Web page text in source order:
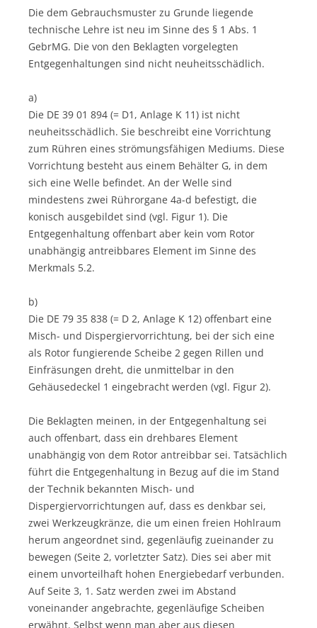
Die dem Gebrauchsmuster zu Grunde liegende
technische Lehre ist neu im Sinne des § 1 Abs. 1
GebrMG. Die von den Beklagten vorgelegten
Entgegenhaltungen sind nicht neuheitsschädlich.
a)
Die DE 39 01 894 (= D1, Anlage K 11) ist nicht
neuheitsschädlich. Sie beschreibt eine Vorrichtung
zum Rühren eines strömungsfähigen Mediums. Diese
Vorrichtung besteht aus einem Behälter G, in dem
sich eine Welle befindet. An der Welle sind
mindestens zwei Rührorgane 4a-d befestigt, die
konisch ausgebildet sind (vgl. Figur 1). Die
Entgegenhaltung offenbart aber kein vom Rotor
unabhängig antreibbares Element im Sinne des
Merkmals 5.2.
b)
Die DE 79 35 838 (= D 2, Anlage K 12) offenbart eine
Misch- und Dispergiervorrichtung, bei der sich eine
als Rotor fungierende Scheibe 2 gegen Rillen und
Einfräsungen dreht, die unmittelbar in den
Gehäusedeckel 1 eingebracht werden (vgl. Figur 2).
Die Beklagten meinen, in der Entgegenhaltung sei
auch offenbart, dass ein drehbares Element
unabhängig von dem Rotor antreibbar sei. Tatsächlich
führt die Entgegenhaltung in Bezug auf die im Stand
der Technik bekannten Misch- und
Dispergiervorrichtungen auf, dass es denkbar sei,
zwei Werkzeugkränze, die um einen freien Hohlraum
herum angeordnet sind, gegenläufig zueinander zu
bewegen (Seite 2, vorletzter Satz). Dies sei aber mit
einem unvorteilhaft hohen Energiebedarf verbunden.
Auf Seite 3, 1. Satz werden zwei im Abstand
voneinander angebrachte, gegenläufige Scheiben
erwähnt. Selbst wenn man aber aus diesen